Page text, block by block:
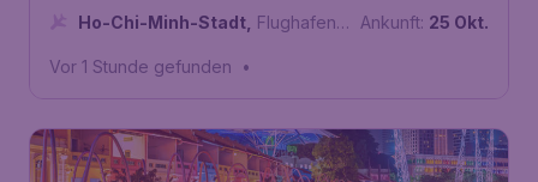
Ho-Chi-Minh-Stadt Flughafen
Ankunft: 25 Okt.
Vor 1 Stunde gefunden •